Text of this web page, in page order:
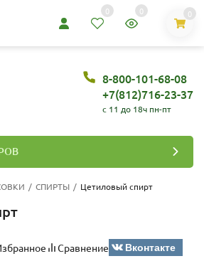
0 0 0
8-800-101-68-08
+7(812)716-23-37
c 11 до 18ч пн-пт
/ СПИРТЫ / Цетиловый спирт
Сравнение Вконтакте